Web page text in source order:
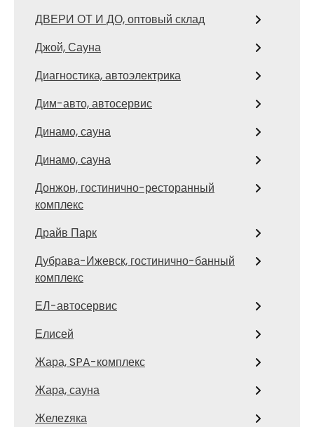
ДВЕРИ ОТ И ДО, оптовый склад
Джой, Сауна
Диагностика, автоэлектрика
Дим-авто, автосервис
Динамо, сауна
Динамо, сауна
Донжон, гостинично-ресторанный
комплекс
Драйв Парк
Дубрава-Ижевск, гостинично-банный
комплекс
ЕЛ-автосервис
Елисей
Жара, SPA-комплекс
Жара, сауна
Желеzяка